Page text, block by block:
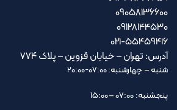
09058136600
09128144530
021-55459416
آدرس: تهران – خیابان قزوین – پلاک ۷۷۴
شنبه – چهارشنبه: 07:00-20:00
پنجشنبه: 07:00 – 15:00